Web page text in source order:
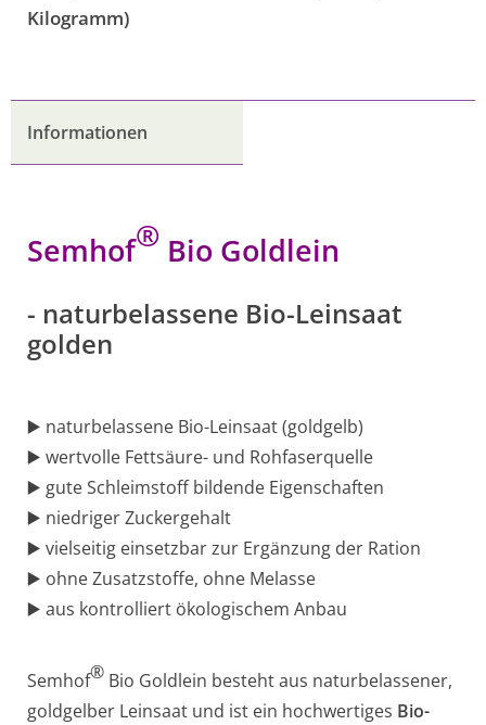
Kilogramm)
Informationen
Semhof® Bio Goldlein
- naturbelassene Bio-Leinsaat
golden
▶️ naturbelassene Bio-Leinsaat (goldgelb)
▶️ wertvolle Fettsäure- und Rohfaserquelle
▶️ gute Schleimstoff bildende Eigenschaften
▶️ niedriger Zuckergehalt
▶️ vielseitig einsetzbar zur Ergänzung der Ration
▶️ ohne Zusatzstoffe, ohne Melasse
▶️ aus kontrolliert ökologischem Anbau
Semhof® Bio Goldlein besteht aus naturbelassener,
goldgelber Leinsaat und ist ein hochwertiges Bio-